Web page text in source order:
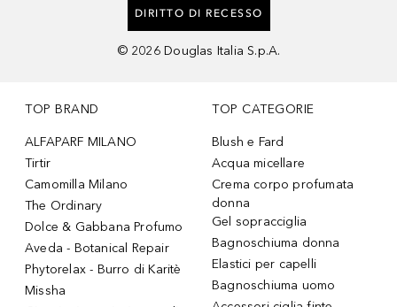
DIRITTO DI RECESSO
© 2026 Douglas Italia S.p.A.
TOP BRAND
ALFAPARF MILANO
Tirtir
Camomilla Milano
The Ordinary
Dolce & Gabbana Profumo
Aveda - Botanical Repair
Phytorelax - Burro di Karitè
Missha
TOP CATEGORIE
Blush e Fard
Acqua micellare
Crema corpo profumata
donna
Gel sopracciglia
Bagnoschiuma donna
Elastici per capelli
Bagnoschiuma uomo